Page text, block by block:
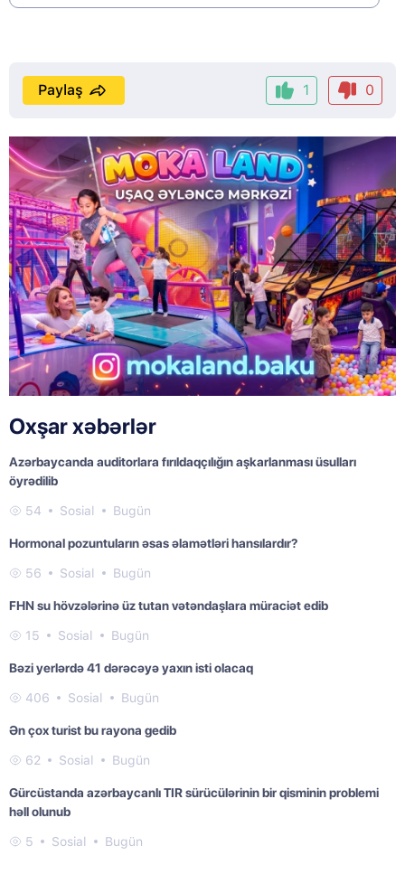
1 0
Paylaş
Oxşar xəbərlər
Azərbaycanda auditorlara fırıldaqçılığın aşkarlanması üsulları
öyrədilib
54 Sosial Bugün
Hormonal pozuntuların əsas əlamətləri hansılardır?
56 Sosial Bugün
FHN su hövzələrinə üz tutan vətəndaşlara müraciət edib
15 Sosial Bugün
Bəzi yerlərdə 41 dərəcəyə yaxın isti olacaq
406 Sosial Bugün
Ən çox turist bu rayona gedib
62 Sosial Bugün
Gürcüstanda azərbaycanlı TIR sürücülərinin bir qisminin problemi
həll olunub
5 Sosial Bugün